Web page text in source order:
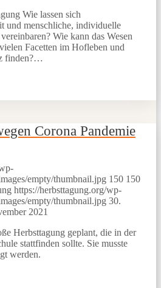
Wie lassen sich
und menschliche, individuelle
Wie kann das Wesen
Facetten im Hofleben und
finden?…
Corona Pandemie
empty/thumbnail.jpg 150 150
https://herbsttagung.org/wp-
empty/thumbnail.jpg 30.
2021
Herbsttagung geplant, die in der
stattfinden sollte. Sie musste
werden.